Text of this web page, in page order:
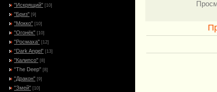
"Искрящий" [10]
"Бриз" [9]
"Мокко" [10]
"Огонёк" [10]
"Росмаха" [12]
“Dark Angel” [13]
"Калипсо" [8]
"The Deep" [8]
"Дракон" [9]
"Змей" [10]